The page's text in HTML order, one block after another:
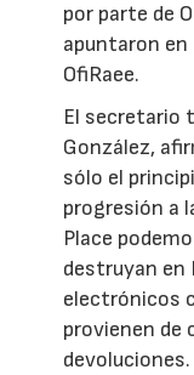
por parte de
apuntaron
OfiRaee.
El secretario
González,
sólo el
progresión a
Place
destruyan en
electrónicos
provienen de